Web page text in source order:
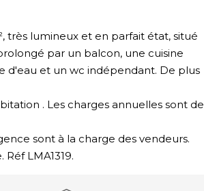
très lumineux et en parfait état, situé
par un balcon, une cuisine
d'eau et un wc indépendant. De plus
. Les charges annuelles sont de
sont à la charge des vendeurs.
LMA1319.